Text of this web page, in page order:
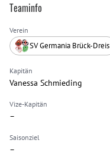
Teaminfo
Verein
SV Germania Brück-Dreis
Kapitän
Vanessa Schmieding
Vize-Kapitän
–
Saisonziel
–